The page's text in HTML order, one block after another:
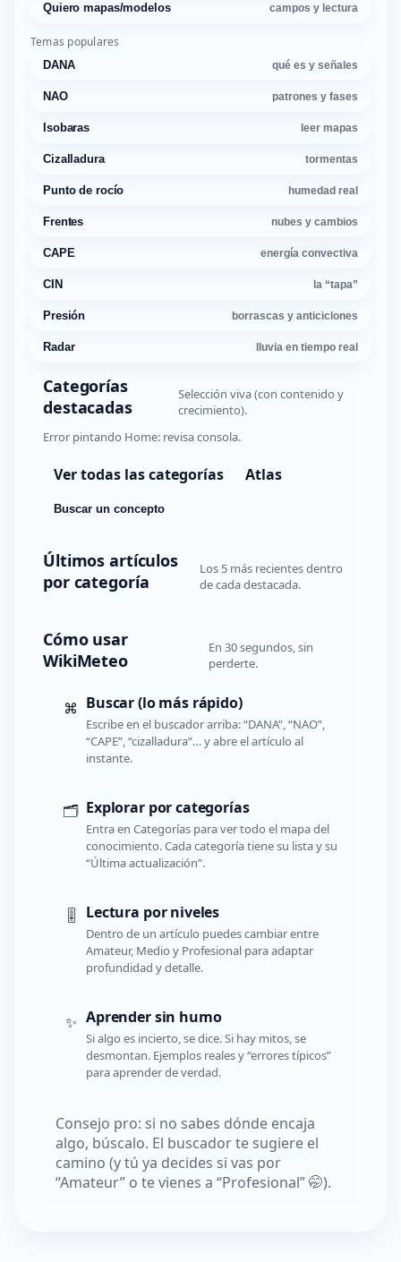
Quiero mapas/modelos campos y lectura
Temas populares
DANA qué es y señales
NAO patrones y fases
Isobaras leer mapas
Cizalladura tormentas
Punto de rocío humedad real
Frentes nubes y cambios
CAPE energía convectiva
CIN la “tapa”
Presión borrascas y anticiclones
Radar lluvia en tiempo real
Categorías
destacadas
Selección viva (con contenido y
crecimiento).
Error pintando Home: revisa consola.
Ver todas las categorías Atlas
Buscar un concepto
Últimos artículos
por categoría
Los 5 más recientes dentro
de cada destacada.
Cómo usar
WikiMeteo
En 30 segundos, sin
perderte.
⌘ Buscar (lo más rápido)
Escribe en el buscador arriba: “DANA”, “NAO”,
“CAPE”, “cizalladura”… y abre el artículo al
instante.
🗂️ Explorar por categorías
Entra en Categorías para ver todo el mapa del
conocimiento. Cada categoría tiene su lista y su
“Última actualización”.
🎚️ Lectura por niveles
Dentro de un artículo puedes cambiar entre
Amateur, Medio y Profesional para adaptar
profundidad y detalle.
✨ Aprender sin humo
Si algo es incierto, se dice. Si hay mitos, se
desmontan. Ejemplos reales y “errores típicos”
para aprender de verdad.
Consejo pro: si no sabes dónde encaja
algo, búscalo. El buscador te sugiere el
camino (y tú ya decides si vas por
“Amateur” o te vienes a “Profesional” 🤭).